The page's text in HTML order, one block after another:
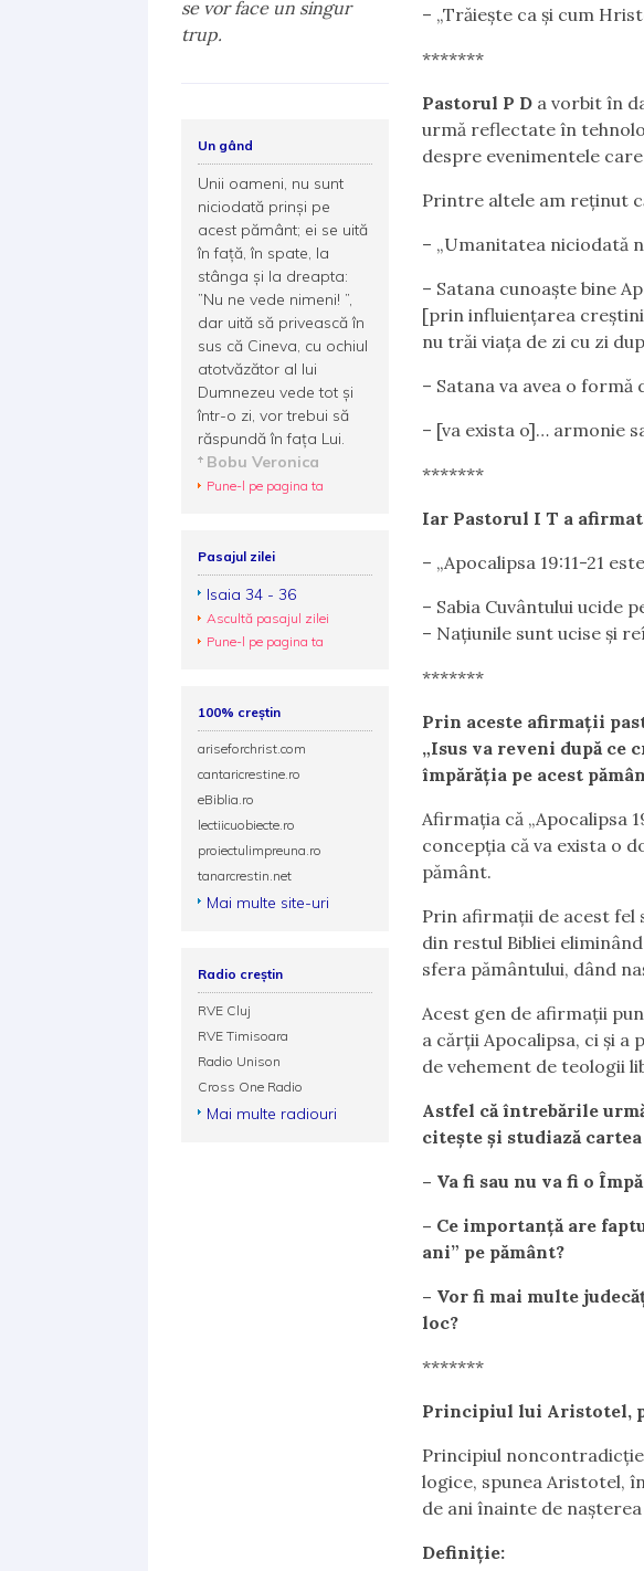
– „Trăiește ca și cum
*******
Pastorul P D a vorbit în
urmă reflectate în
despre evenimentele
Printre altele am reținut
– „Umanitatea niciodată
– Satana cunoaște bine
[prin influiențarea
nu trăi viața de zi cu zi
– Satana va avea o
– [va exista o]… armonie
*******
Iar Pastorul I T a
– „Apocalipsa 19:11-21
– Sabia Cuvântului ucide
– Națiunile sunt ucise și
*******
Prin aceste afirmații
„Isus va reveni după
împărăția pe acest
Afirmația că „Apocalipsa
concepția că va exista o
pământ.
Prin afirmații de acest fel
din restul Bibliei
sfera pământului, dând
Acest gen de afirmații
a cărții Apocalipsa, ci și
de vehement de teologii
Astfel că întrebările
citește și studiază
– Va fi sau nu va fi o
– Ce importanţă are
ani” pe pământ?
– Vor fi mai multe
loc?
*******
Principiul lui Aristotel,
Principiul
logice, spunea Aristotel,
de ani înainte de
Definiţie:
se vor face un singur
trup.
Un gând
Unii oameni, nu sunt
niciodată prinși pe
acest pământ; ei se uită
în față, în spate, la
stânga și la dreapta:
”Nu ne vede nimeni! ”,
dar uită să privească în
sus că Cineva, cu ochiul
atotvăzător al lui
Dumnezeu vede tot și
într-o zi, vor trebui să
răspundă în fața Lui.
Bobu Veronica
Pune-l pe pagina ta
Pasajul zilei
Isaia 34 - 36
Ascultă pasajul zilei
Pune-l pe pagina ta
100% creștin
ariseforchrist.com
cantaricrestine.ro
eBiblia.ro
lectiicuobiecte.ro
proiectulimpreuna.ro
tanarcrestin.net
Mai multe site-uri
Radio creștin
RVE Cluj
RVE Timisoara
Radio Unison
Cross One Radio
Mai multe radiouri